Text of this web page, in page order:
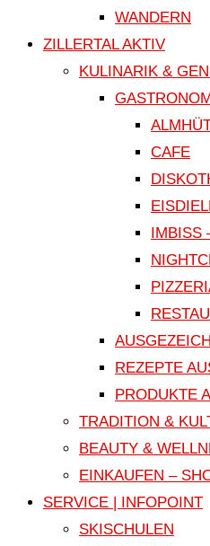
WANDERN
ZILLERTAL AKTIV
KULINARIK &
CAFE
IMBISS
REZEPTE
PRODUKTE
TRADITION &
BEAUTY &
EINKAUFEN –
SERVICE | INFOPOINT
SKISCHULEN